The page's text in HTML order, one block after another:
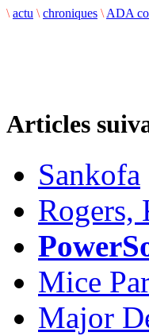
\ actu \ chroniques \ ADA
Articles
Sankofa
Rogers,
Mice
Major